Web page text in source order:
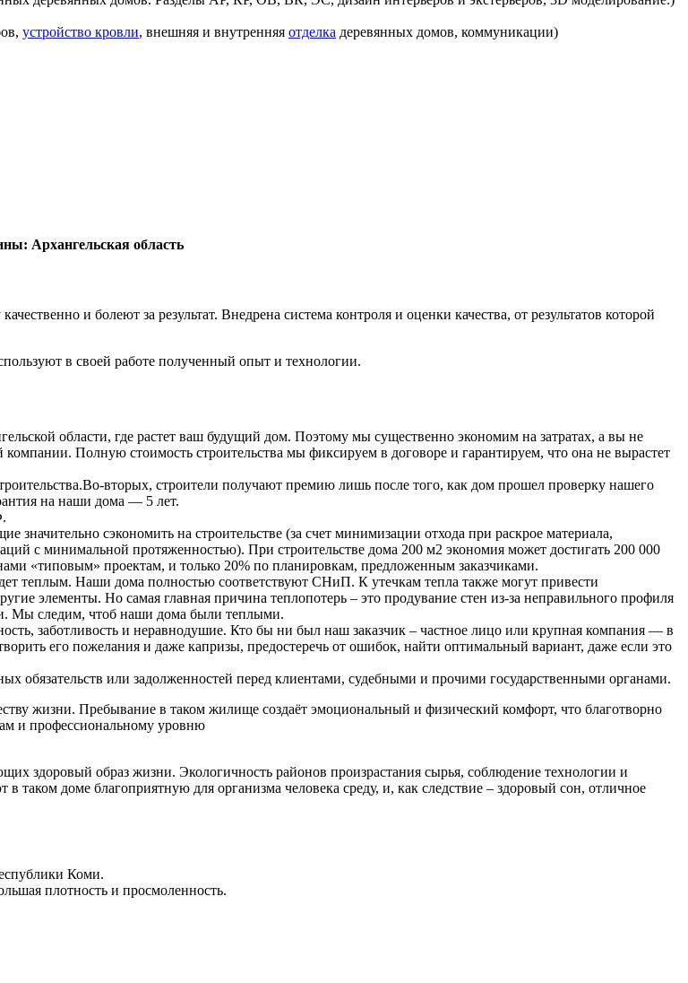
устройство кровли, внешняя и внутренняя отделка деревянных домов, коммуникации)
Архангельская область
и болеют за результат. Внедрена система контроля и оценки качества, от результатов которой
в своей работе полученный опыт и технологии.
области, где растет ваш будущий дом. Поэтому мы существенно экономим на затратах, а вы не
Полную стоимость строительства мы фиксируем в договоре и гарантируем, что она не вырастет
вторых, строители получают премию лишь после того, как дом прошел проверку нашего
на наши дома — 5 лет.
сэкономить на строительстве (за счет минимизации отхода при раскрое материала,
с минимальной протяженностью). При строительстве дома 200 м2 экономия может достигать 200 000
«типовым» проектам, и только 20% по планировкам, предложенным заказчиками.
теплым. Наши дома полностью соответствуют СНиП. К утечкам тепла также могут привести
элементы. Но самая главная причина теплопотерь – это продувание стен из-за неправильного профиля
Мы следим, чтоб наши дома были теплыми.
заботливость и неравнодушие. Кто бы ни был наш заказчик – частное лицо или крупная компания — в
его пожелания и даже капризы, предостеречь от ошибок, найти оптимальный вариант, даже если это
обязательств или задолженностей перед клиентами, судебными и прочими государственными органами.
жизни. Пребывание в таком жилище создаёт эмоциональный и физический комфорт, что благотворно
и профессиональному уровню
здоровый образ жизни. Экологичность районов произрастания сырья, соблюдение технологии и
таком доме благоприятную для организма человека среду, и, как следствие – здоровый сон, отличное
Коми.
плотность и просмоленность.